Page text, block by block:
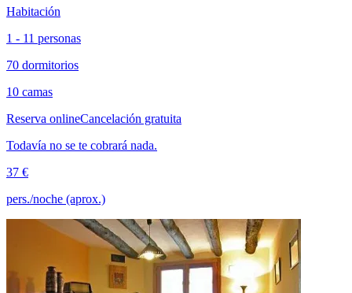
Habitación
1 - 11 personas
70 dormitorios
10 camas
Reserva onlineCancelación gratuita
Todavía no se te cobrará nada.
37 €
pers./noche (aprox.)